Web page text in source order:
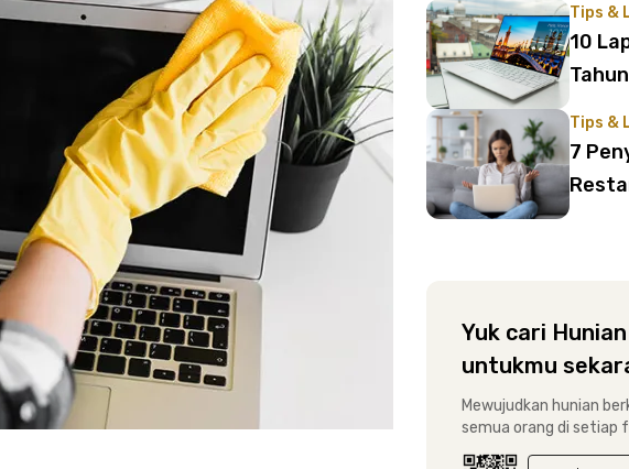
Tips &
10
Tips &
7
Yuk cari Hunian
untukmu
Mewujudkan hunian
semua orang di setiap